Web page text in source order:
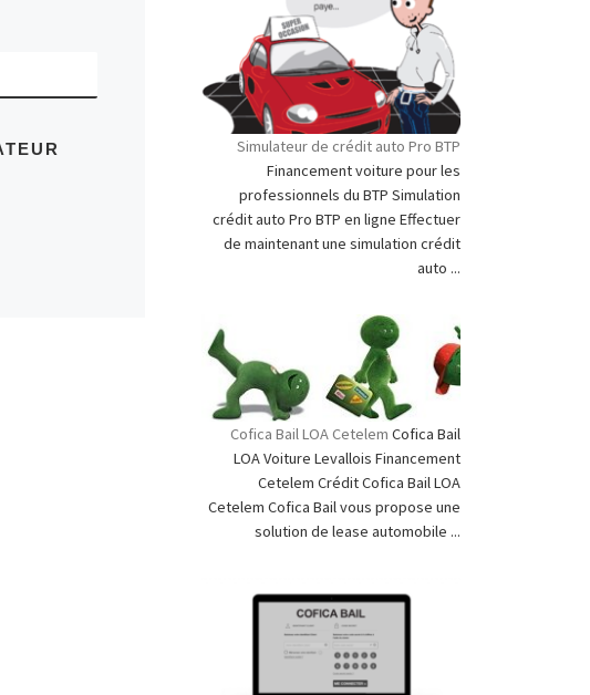
Simulateur de crédit auto Pro BTP
Financement voiture pour les
professionnels du BTP Simulation
crédit auto Pro BTP en ligne Effectuer
de maintenant une simulation crédit
auto ...
Cofica Bail LOA Cetelem Cofica Bail
LOA Voiture Levallois Financement
Cetelem Crédit Cofica Bail LOA
Cetelem Cofica Bail vous propose une
solution de lease automobile ...